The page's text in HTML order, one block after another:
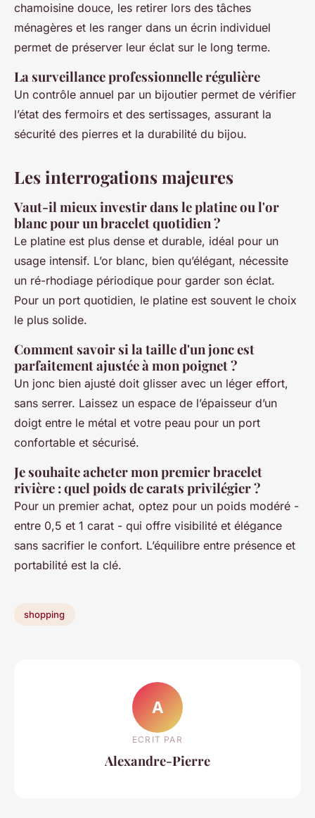
chamoisine douce, les retirer lors des tâches
ménagères et les ranger dans un écrin individuel
permet de préserver leur éclat sur le long terme.
La surveillance professionnelle régulière
Un contrôle annuel par un bijoutier permet de vérifier
l’état des fermoirs et des sertissages, assurant la
sécurité des pierres et la durabilité du bijou.
Les interrogations majeures
Vaut-il mieux investir dans le platine ou l'or
blanc pour un bracelet quotidien ?
Le platine est plus dense et durable, idéal pour un
usage intensif. L’or blanc, bien qu’élégant, nécessite
un ré-rhodiage périodique pour garder son éclat.
Pour un port quotidien, le platine est souvent le choix
le plus solide.
Comment savoir si la taille d'un jonc est
parfaitement ajustée à mon poignet ?
Un jonc bien ajusté doit glisser avec un léger effort,
sans serrer. Laissez un espace de l’épaisseur d’un
doigt entre le métal et votre peau pour un port
confortable et sécurisé.
Je souhaite acheter mon premier bracelet
rivière : quel poids de carats privilégier ?
Pour un premier achat, optez pour un poids modéré -
entre 0,5 et 1 carat - qui offre visibilité et élégance
sans sacrifier le confort. L’équilibre entre présence et
portabilité est la clé.
shopping
A
ECRIT PAR
Alexandre-Pierre